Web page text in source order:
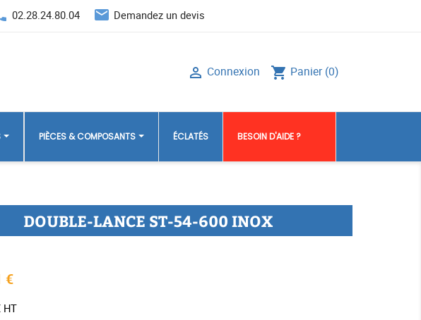
02.28.24.80.04 email Demandez un devis
shopping_cart Panier (0)
 Connexion
PIÈCES & COMPOSANTS ÉCLATÉS BESOIN D'AIDE ?
DOUBLE-LANCE ST-54-600 INOX
€
HT